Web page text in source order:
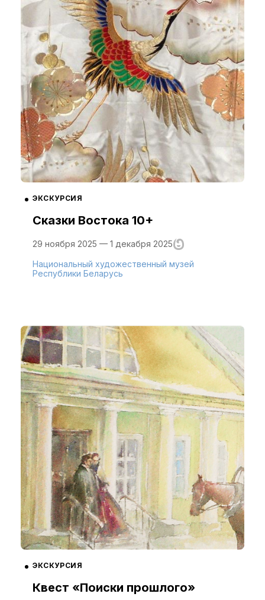
ЭКСКУРСИЯ
Сказки Востока 10+
29 ноября 2025 — 1 декабря 2025
Национальный художественный музей
Республики Беларусь
ЭКСКУРСИЯ
Квест «Поиски прошлого»